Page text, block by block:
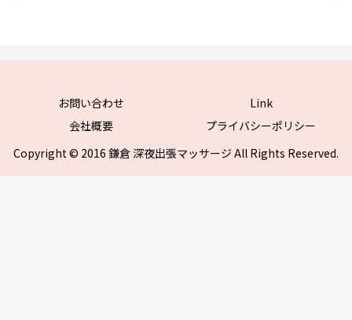
お問い合わせ
Link
会社概要
プライバシーポリシー
Copyright © 2016 鎌倉 深夜出張マッサージ All Rights Reserved.